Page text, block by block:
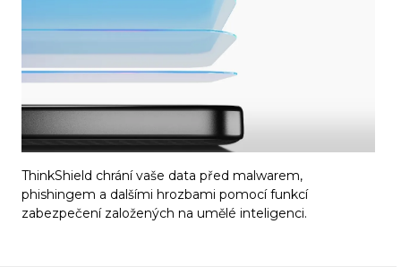
ThinkShield chrání vaše data před malwarem,
phishingem a dalšími hrozbami pomocí funkcí
zabezpečení založených na umělé inteligenci.